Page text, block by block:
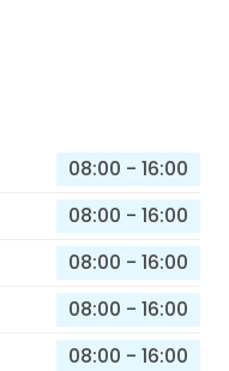
08:00 - 16:00
08:00 - 16:00
08:00 - 16:00
08:00 - 16:00
08:00 - 16:00